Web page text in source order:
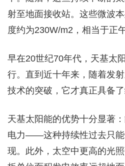
射至地面接收站。这些微波
度约为230W/m2，相当于正
早在20世纪70年代，天基太
行。直到近十年来，随着发
技术的突破，它才真正具备了
天基太阳能的优势十分显著
电力——这种持续性过去只能
现。此外，太空中更高的光